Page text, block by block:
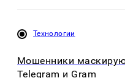
Технологии
Мошенники
Telegram и Gram